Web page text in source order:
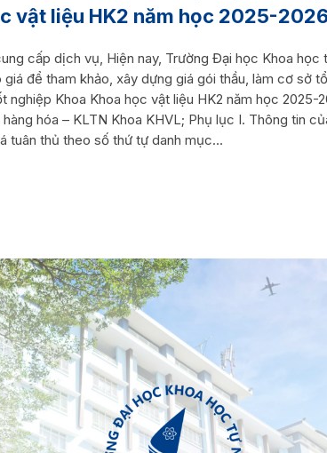
vật liệu HK2 năm học 2025-
cấp dịch vụ, Hiện nay, Trường Đại học Khoa
giá để tham khảo, xây dựng giá gói thầu, làm cơ sở
nghiệp Khoa Khoa học vật liệu HK2 năm học 2025-
hóa – KLTN Khoa KHVL; Phụ lục I. Thông tin
tuân thủ theo số thứ tự danh mục...